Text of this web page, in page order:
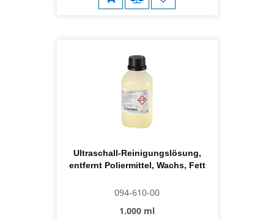
Ultraschall-Reinigungslösung,
entfernt Poliermittel, Wachs, Fett
094-610-00
1.000 ml